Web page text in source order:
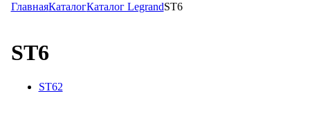
ГлавнаяКаталогКаталог LegrandST6
ST6
ST62